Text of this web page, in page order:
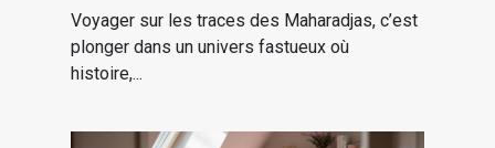
Maharadjas ?
Voyager sur les traces des Maharadjas, c’est
plonger dans un univers fastueux où
histoire,...